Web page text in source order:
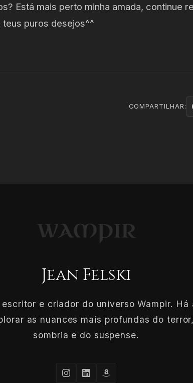
Está mais perto minha amada, continue
teus puros desejos^^
COMPARTILHAR:
Jean Felski
e criador do universo Wampir. Há
as nuances mais profundas do
sombria e do suspense.